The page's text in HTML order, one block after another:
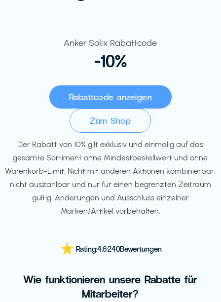
Anker Solix Rabattcode
-10%
Rabattcode anzeigen
Zum Shop
Der Rabatt von 10% gilt exklusiv und einmalig auf das
gesamte Sortiment ohne Mindestbestellwert und ohne
Warenkorb-Limit. Nicht mit anderen Aktionen kombinierbar,
nicht auszahlbar und nur für einen begrenzten Zeitraum
gültig. Änderungen und Ausschluss einzelner
Marken/Artikel vorbehalten.
Rating:4.6·240Bewertungen
Wie funktionieren unsere Rabatte für
Mitarbeiter?